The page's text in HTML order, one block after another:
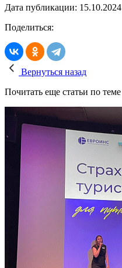
Дата публикации: 15.10.2024
Поделиться:
Вернуться назад
Почитать еще статьи по теме